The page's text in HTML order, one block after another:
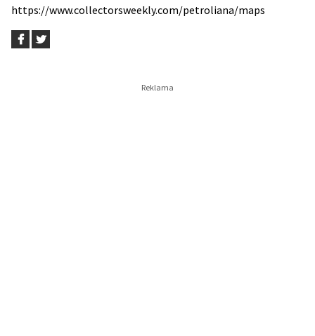
https://www.collectorsweekly.com/petroliana/maps